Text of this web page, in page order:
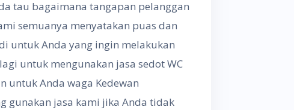
tau bagaimana tangapan pelanggan
semuanya menyatakan puas dan
untuk Anda yang ingin melakukan
untuk mengunakan jasa sedot WC
untuk Anda waga Kedewan
gunakan jasa kami jika Anda tidak